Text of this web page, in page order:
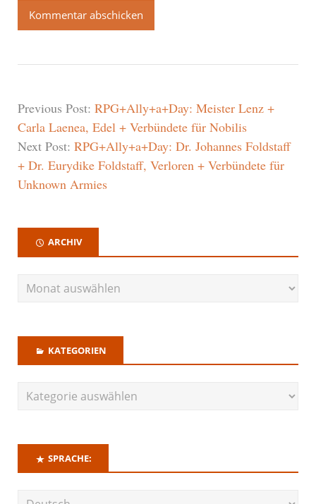
Previous Post: RPG+Ally+a+Day: Meister Lenz +
Carla Laenea, Edel + Verbündete für Nobilis
Next Post: RPG+Ally+a+Day: Dr. Johannes Foldstaff
+ Dr. Eurydike Foldstaff, Verloren + Verbündete für
Unknown Armies
ARCHIV
KATEGORIEN
SPRACHE: